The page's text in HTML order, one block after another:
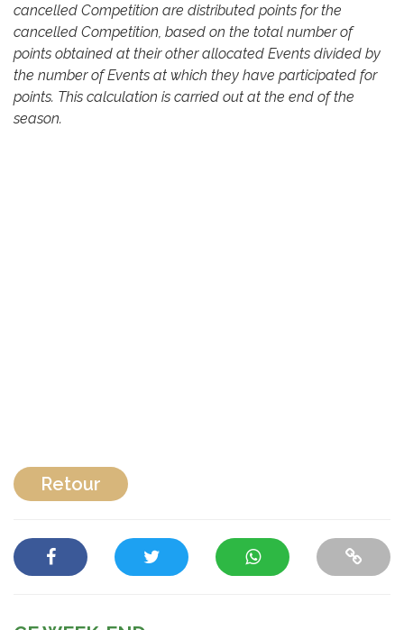
cancelled Competition are distributed points for the
cancelled Competition, based on the total number of
points obtained at their other allocated Events divided by
the number of Events at which they have participated for
points. This calculation is carried out at the end of the
season.
Retour